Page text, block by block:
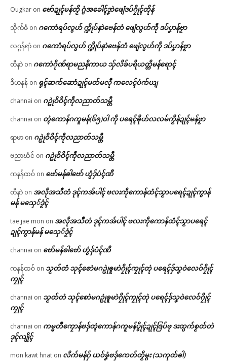
Ougkar on ဗော်ဍုၚ်မန်တၟိ ဂွံအခေါၚ်ဒၞာဲဖျေံဒပ်ဂၠိုၚ်တိုန်
သိုက်ဇံ on ဂကောံရပ်လွဟ် က္ဍိုပ်နာဲဗေန်တံ ဖျေံလွဟ်ကဵု ဒပ်ပၞာန်ဗၟာ
လဂ္ဂန်ရာံ on ဂကောံရပ်လွဟ် က္ဍိုပ်နာဲဗေန်တံ ဖျေံလွဟ်ကဵု ဒပ်ပၞာန်ဗၟာ
တီနာဲ on ဂကောံဂိုဏ်ရာမညနိကာယ သှ်လိခ်ပရိယတ္တိမန်ရောၚ်
ဒိဟနန် on ရုၚ်ဆက်ဆောံဍုၚ်မတ်မလီု ကလေၚ်ပံက်ယျ
channai on ဂဥုဲဝိဝိၚ်ကဵုလညာတ်သမ္တီ
channai on တ္ၚဲကောန်ဂကူမန်(၆၅)ဝါ ကဵု ပရေၚ်ၜိုဟ်လလမ်ကၟိန်ဍုၚ်မန်ဗၟာ
ရာမာ on ဂဥုဲဝိဝိၚ်ကဵုလညာတ်သမ္တီ
ဗညာဃံင် on ဂဥုဲဝိဝိၚ်ကဵုလညာတ်သမ္တီ
ကနန်ထဝ် on ဗော်မန်ၜါဗော် ဟွံဒှ်ပံၚ်ဏီ
တီနာဲ on အလဵုအသဳတံ ဒုၚ်ကအ်ပါၚ် ဗလးကဵုကောန်ထံၚ်သၟာပရေၚ်ဍုၚ်ကွာန်
မန် မသှေ်ဒၟံၚ်
tae jae mon on အလဵုအသဳတံ ဒုၚ်ကအ်ပါၚ် ဗလးကဵုကောန်ထံၚ်သၟာပရေၚ်
ဍုၚ်ကွာန်မန် မသှေ်ဒၟံၚ်
channai on ဗော်မန်ၜါဗော် ဟွံဒှ်ပံၚ်ဏီ
ကနန်ထဝ် on သၟတ်တံ သုၚ်စောဲမဂဥုဲၜူမာဲဂၠိုၚ်ကၠုၚ်တုဲ ပရေၚ်ဒှ်သၞဝဲလေဝ်ဂၠိုၚ်
ကၠုၚ်
channai on သၟတ်တံ သုၚ်စောဲမဂဥုဲၜူမာဲဂၠိုၚ်ကၠုၚ်တုဲ ပရေၚ်ဒှ်သၞဝဲလေဝ်ဂၠိုၚ်
ကၠုၚ်
channai on ကမ္မတဳကၠောန်ဗဒှ်တ္ၚဲကောန်ဂကူမန်ပွိုၚ်ဍုၚ်ဇြပ်ဗု ဒးထ္ပက်စၟတ်တဲ
ဒုၚ်လျိုၚ်
mon kawt hnat on လိက်မန်ဂှ် ယဝ်ခၞံဗဒှ်ကေတ်တၟိမ္ဂး (သကုတ်ၜါ)